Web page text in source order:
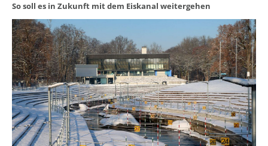
So soll es in Zukunft mit dem Eiskanal weitergehen